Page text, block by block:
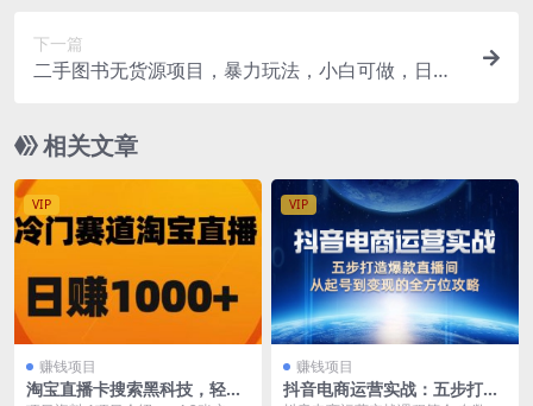
下一篇
二手图书无货源项目，暴力玩法，小白可做，日入3
相关文章
VIP
赚钱项目
淘宝直播卡搜索黑科技，轻松
VIP
赚钱项目
抖音电商运营实战：五步打造